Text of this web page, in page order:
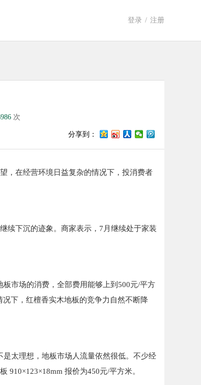
登录 / 注册
次
分享到：
，在经营环境日益复杂的情况下，投消费者
续下沉的迹象。商家表示，7月继续处于家装
市场的消费，全部费用能够上到500元/平方
下，红檀香实木地板的竞争力自然不断降
太理想，地板市场人流量依然很低。不少经
报价为450元/平方米。